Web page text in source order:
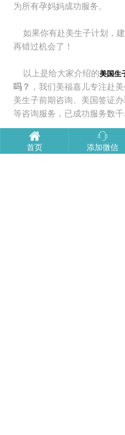
为所有孕妈妈成功服务。
如果你有赴美生子计划，
再错过机会了！
以上是给大家介绍的美国生
吗？ ，我们美福嘉儿专注赴
美生子前期咨询、美国签证
等咨询服务，已成功服务数千
推荐阅读
首页 添加微信